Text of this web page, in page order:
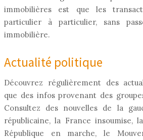
immobilières est que les
particulier à particulier, sans
immobilière.
Actualité politique
Découvrez régulièrement des
que des infos provenant des
Consultez des nouvelles de la
républicaine, la France insoumise,
République en marche, le